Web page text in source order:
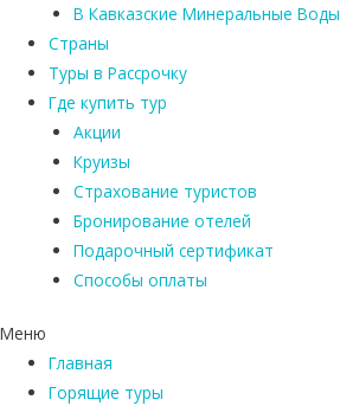
В Кавказские Минеральные Воды
Страны
Туры в Рассрочку
Где купить тур
Акции
Круизы
Страхование туристов
Бронирование отелей
Подарочный сертификат
Способы оплаты
Меню
Главная
Горящие туры